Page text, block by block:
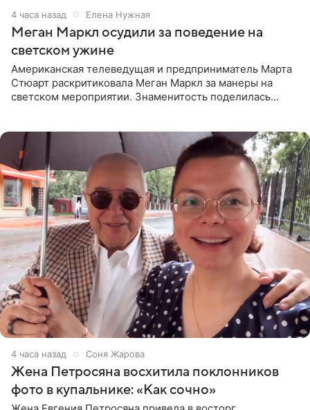
4 часа назад Елена Нужная
Меган Маркл осудили за поведение на
светском ужине
Американская телеведущая и предприниматель Марта
Стюарт раскритиковала Меган Маркл за манеры на
светском мероприятии. Знаменитость поделилась
4 часа назад Соня Жарова
Жена Петросяна восхитила поклонников
фото в купальнике: «Как сочно»